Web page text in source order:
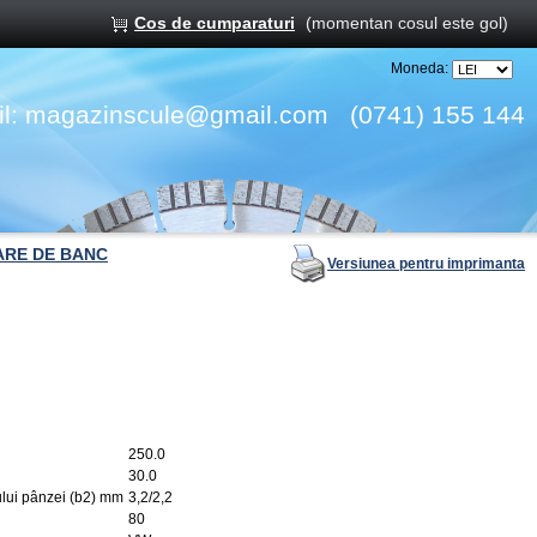
Cos de cumparaturi (momentan cosul este gol)
Moneda:
magazinscule@gmail.com (0741) 155 144
DE BANC Versiunea pentru imprimanta
250.0
30.0
pânzei (b2) mm 3,2/2,2
80